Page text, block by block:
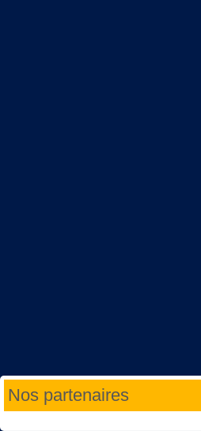
Nos partenaires
Année
précédente
Mois
précédent
Année
suivante
Mois
suivant